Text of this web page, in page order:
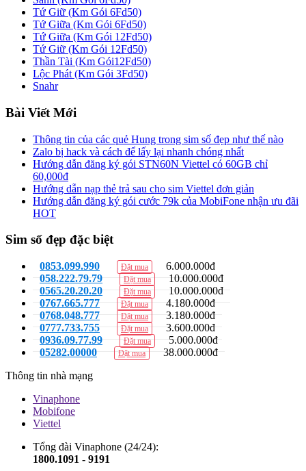
Tứ Giữ (Km Gói 6Fd50)
Tứ Giữa (Km Gói 6Fd50)
Tứ Giữa (Km Gói 12Fd50)
Tứ Giữ (Km Gói 12Fd50)
Thần Tài (Km Gói12Fd50)
Lộc Phát (Km Gói 3Fd50)
Snahr
Bài Viết Mới
Thông tin của các quẻ Hung trong sim số đẹp như thế nào
Zalo bị hack và cách để lấy lại nhanh chóng nhất
Hướng dẫn đăng ký gói STN60N Viettel có 60GB chỉ
60,000đ
Hướng dẫn nạp thẻ trả sau cho sim Viettel đơn giản
Hướng dẫn đăng ký gói cước 79k của MobiFone nhận ưu đãi
HOT
Sim số đẹp đặc biệt
0853.099.990 Đặt mua
6.000.000đ
058.222.79.79
Đặt mua
10.000.000đ
0565.20.20.20
Đặt mua
10.000.000đ
0767.665.777
Đặt mua
4.180.000đ
0768.048.777
Đặt mua
3.180.000đ
0777.733.755
Đặt mua
3.600.000đ
0936.09.77.99
Đặt mua
5.000.000đ
05282.00000
Đặt mua
38.000.000đ
Thông tin nhà mạng
Vinaphone
Mobifone
Viettel
Tổng đài Vinaphone (24/24):
1800.1091 - 9191